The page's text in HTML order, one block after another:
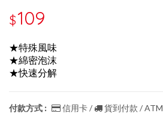
$109
★特殊風味
★綿密泡沫
★快速分解
付款方式 : 信用卡 / 貨到付款 / ATM